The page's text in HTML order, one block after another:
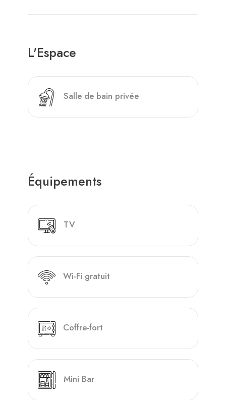
L'Espace
Salle de bain privée
Équipements
TV
Wi-Fi gratuit
Coffre-fort
Mini Bar